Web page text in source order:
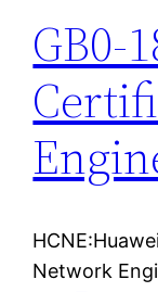
GB0-
Network